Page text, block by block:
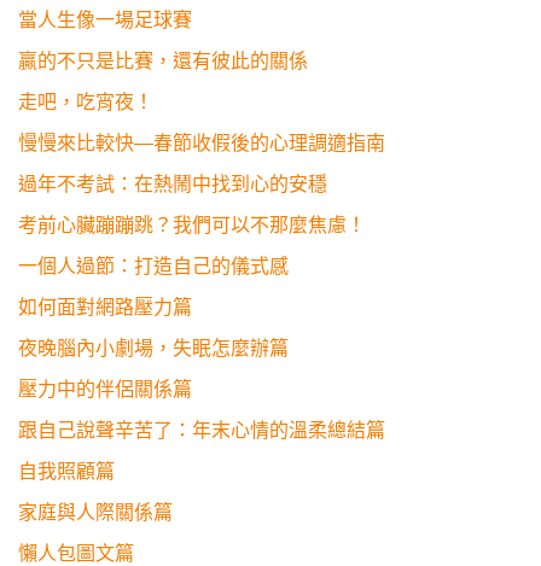
當人生像一場足球賽
贏的不只是比賽，還有彼此的關係
走吧，吃宵夜！
慢慢來比較快—春節收假後的心理調適指南
過年不考試：在熱鬧中找到心的安穩
考前心臟蹦蹦跳？我們可以不那麼焦慮！
一個人過節：打造自己的儀式感
如何面對網路壓力篇
夜晚腦內小劇場，失眠怎麼辦篇
壓力中的伴侶關係篇
跟自己說聲辛苦了：年末心情的溫柔總結篇
自我照顧篇
家庭與人際關係篇
懶人包圖文篇